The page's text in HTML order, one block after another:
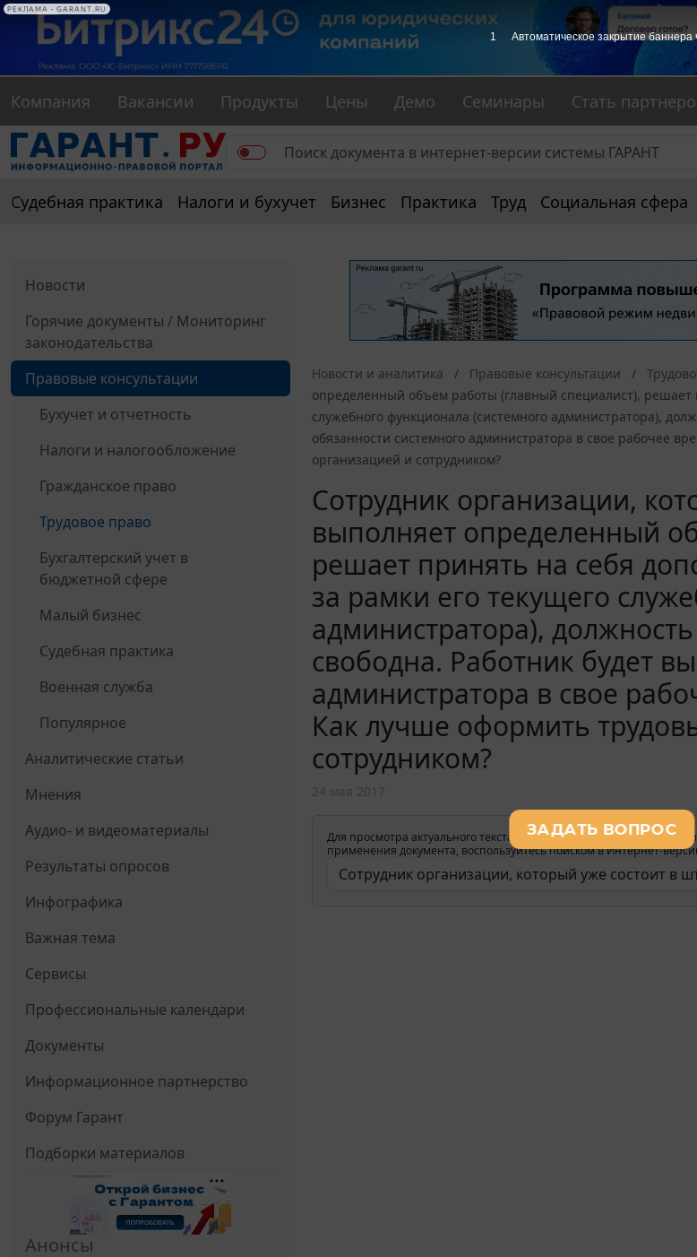
Компания Вакансии Продукты Цены Демо Семинары Стать
Судебная практика Налоги и бухучет Бизнес Практика Труд Социальная сфера
Новости
Горячие документы / Мониторинг
законодательства
Правовые консультации
Бухучет и отчетность
Налоги и налогообложение
Гражданское право
Трудовое право
Бухгалтерский учет в
бюджетной сфере
Малый бизнес
Судебная практика
Военная служба
Популярное
Аналитические статьи
Мнения
Аудио- и видеоматериалы
Результаты опросов
Инфографика
Важная тема
Сервисы
Профессиональные календари
Документы
Информационное партнерство
Форум Гарант
Подборки материалов
Анонсы
Новости и аналитика Правовые консультации
определенный объем работы (главный специалист),
служебного функционала (системного администратора),
обязанности системного администратора в свое рабочее
организацией и сотрудником?
Cотрудник организации,
выполняет определенный
решает принять на себя
за рамки его текущего
администратора),
свободна. Работник будет
администратора в свое
Как лучше оформить
сотрудником?
Для просмотра актуального текста документа и получения
применения документа, воспользуйтесь поиском в Интернет-
1 Автоматическое закрытие баннера
РЕКЛАМА • GARANT.RU